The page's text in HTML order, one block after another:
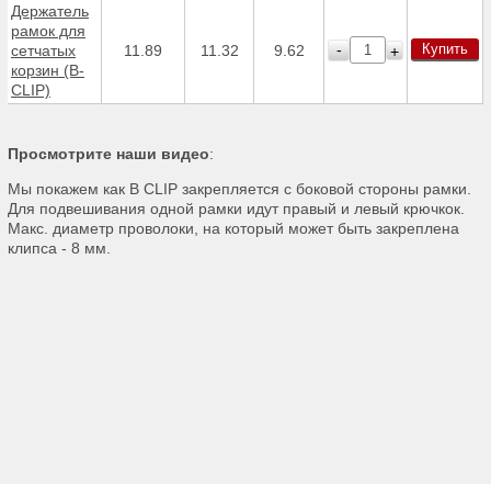
Держатель
рамок для
сетчатых
корзин (B-
CLIP)
11.89 11.32 9.62 - + Купить
Просмотрите наши видео:
Мы покажем как B CLIP закрепляется с боковой стороны рамки.
Для подвешивания одной рамки идут правый и левый крючкок.
Макс. диаметр проволоки, на который может быть закреплена
клипса - 8 мм.